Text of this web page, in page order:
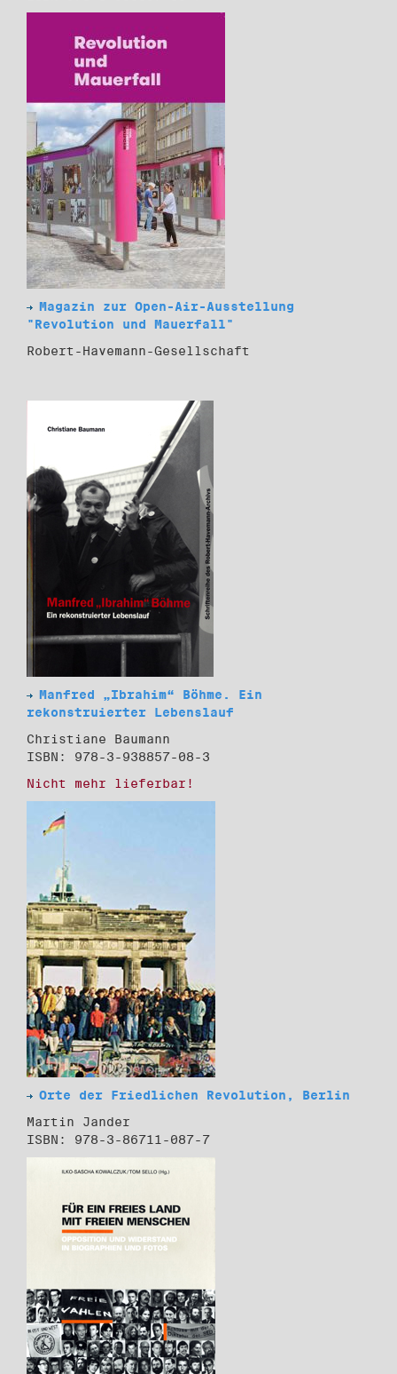
Magazin zur Open-Air-Ausstellung
"Revolution und Mauerfall"
Robert-Havemann-Gesellschaft
Manfred „Ibrahim“ Böhme. Ein
rekonstruierter Lebenslauf
Christiane Baumann
ISBN: 978-3-938857-08-3
Nicht mehr lieferbar!
Orte der Friedlichen Revolution, Berlin
Martin Jander
ISBN: 978-3-86711-087-7